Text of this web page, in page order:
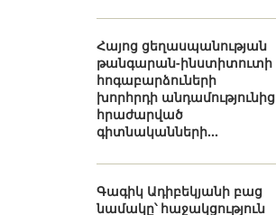
Հայոց ցեղասպանության
թանգարան-ինստիտուտի
հոգաբարձուների
խորհրդի անդամությունից
հրաժարված
գիտնականների...
Գագիկ Ադիբեկյանի բաց
նամակը՝ հաջակցություն